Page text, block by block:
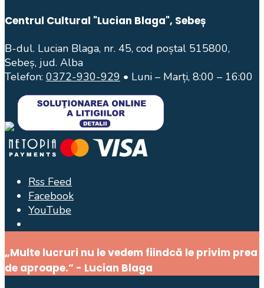
Centrul Cultural "Lucian Blaga", Sebeș
B-dul. Lucian Blaga, nr. 45, cod poștal 515800,
Sebeș, jud. Alba
Telefon: 0372-930-929 • Luni – Marți, 8:00 – 16:00
Rss Feed
Facebook
YouTube
Window
„Multe lucruri nu le vedem fiindcă le privim prea
de aproape.” - Lucian Blaga